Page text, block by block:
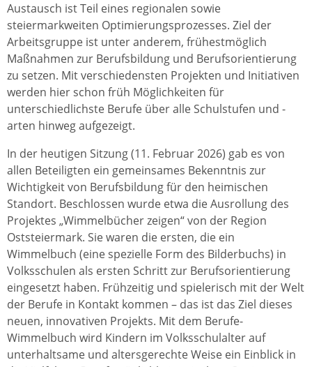
Austausch ist Teil eines regionalen sowie
steiermarkweiten Optimierungsprozesses. Ziel der
Arbeitsgruppe ist unter anderem, frühestmöglich
Maßnahmen zur Berufsbildung und Berufsorientierung
zu setzen. Mit verschiedensten Projekten und Initiativen
werden hier schon früh Möglichkeiten für
unterschiedlichste Berufe über alle Schulstufen und -
arten hinweg aufgezeigt.
In der heutigen Sitzung (11. Februar 2026) gab es von
allen Beteiligten ein gemeinsames Bekenntnis zur
Wichtigkeit von Berufsbildung für den heimischen
Standort. Beschlossen wurde etwa die Ausrollung des
Projektes „Wimmelbücher zeigen“ von der Region
Oststeiermark. Sie waren die ersten, die ein
Wimmelbuch (eine spezielle Form des Bilderbuchs) in
Volksschulen als ersten Schritt zur Berufsorientierung
eingesetzt haben. Frühzeitig und spielerisch mit der Welt
der Berufe in Kontakt kommen – das ist das Ziel dieses
neuen, innovativen Projekts. Mit dem Berufe-
Wimmelbuch wird Kindern im Volksschulalter auf
unterhaltsame und altersgerechte Weise ein Einblick in